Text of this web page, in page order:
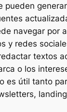
pueden
navegar por
y redes
textos
o los
es útil tanto